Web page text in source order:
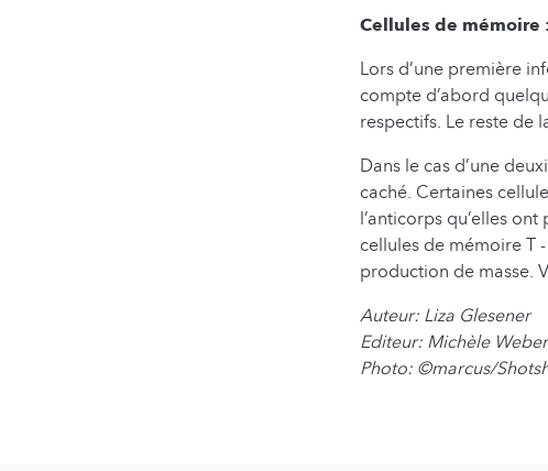
Cellules de mémoire
Lors d’une première
compte d’abord
respectifs. Le reste de
Dans le cas d’une
caché. Certaines
l’anticorps qu’elles
cellules de mémoire T
production de masse.
Auteur: Liza Glesener
Editeur: Michèle
Photo: ©marcus/